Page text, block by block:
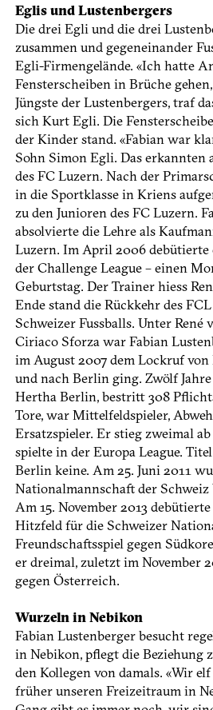
Eglis und Lustenbergers
Die drei Egli und die drei
zusammen und gegeneinander
Egli-Firmengelände. «Ich hatte
Fensterscheiben in Brüche
Jüngste der Lustenbergers, traf
sich Kurt Egli. Die
der Kinder stand. «Fabian war
Sohn Simon Egli. Das erkannten
des FC Luzern. Nach der
in die Sportklasse in Kriens
zu den Junioren des FC Luzern.
absolvierte die Lehre als
Luzern. Im April 2006 debütierte
der Challenge League – einen
Geburtstag. Der Trainer hiess
Ende stand die Rückkehr des
Schweizer Fussballs. Unter René
Ciriaco Sforza war Fabian
im August 2007 dem Lockruf
und nach Berlin ging. Zwölf
Hertha Berlin, bestritt 308
Tore, war Mittelfeldspieler,
Ersatzspieler. Er stieg zweimal
spielte in der Europa League.
Berlin keine. Am 25. Juni 2011
Nationalmannschaft der Schweiz
Am 15. November 2013
Hitzfeld für die Schweizer
Freundschaftsspiel gegen
er dreimal, zuletzt im November
gegen Österreich.
Wurzeln in Nebikon
Fabian Lustenberger besucht
in Nebikon, pflegt die Beziehung
den Kollegen von damals. «Wir
früher unseren Freizeitraum in